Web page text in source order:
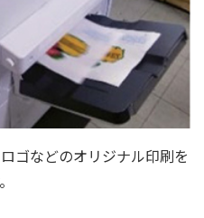
ゴなどのオリジナル印刷を